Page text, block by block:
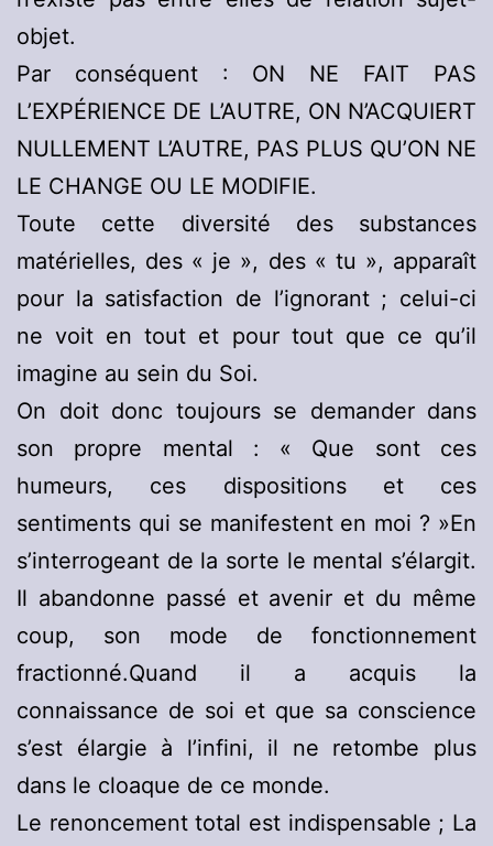
objet.
Par conséquent : ON NE FAIT PAS
L’EXPÉRIENCE DE L’AUTRE, ON N’ACQUIERT
NULLEMENT L’AUTRE, PAS PLUS QU’ON NE
LE CHANGE OU LE MODIFIE.
Toute cette diversité des substances
matérielles, des « je », des « tu », apparaît
pour la satisfaction de l’ignorant ; celui-ci
ne voit en tout et pour tout que ce qu’il
imagine au sein du Soi.
On doit donc toujours se demander dans
son propre mental : « Que sont ces
humeurs, ces dispositions et ces
sentiments qui se manifestent en moi ? »En
s’interrogeant de la sorte le mental s’élargit.
Il abandonne passé et avenir et du même
coup, son mode de fonctionnement
fractionné.Quand il a acquis la
connaissance de soi et que sa conscience
s’est élargie à l’infini, il ne retombe plus
dans le cloaque de ce monde.
Le renoncement total est indispensable ; La